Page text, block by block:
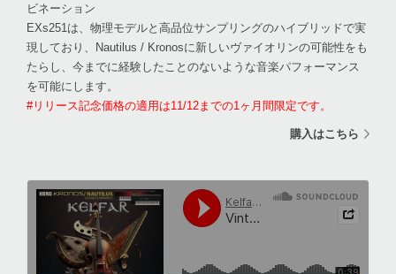
ビネーション
EXs251は、物理モデルと高品位サンプリングのハイブリッドで実
現しており、Nautilus / Kronosに新しいヴァイオリンの可能性をも
たらし、今までに経験したことのないような音楽パフォーマンス
を可能にします。
#リリース記念価格の適用は11/12までの1ヶ月間限定です。
購入はこちら